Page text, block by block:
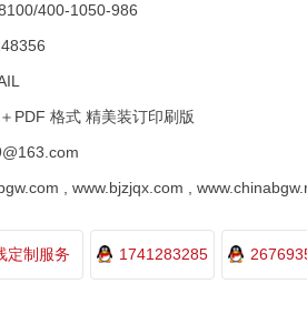
400-1050-986
PDF 格式 精美装订印刷版
, www.bjzjqx.com ,
定制服务 1741283285